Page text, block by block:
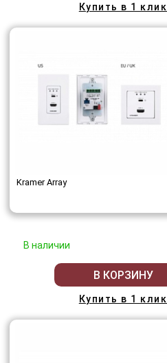
Купить в 1 клик
Kramer Array
В наличии
В КОРЗИНУ
Купить в 1 клик